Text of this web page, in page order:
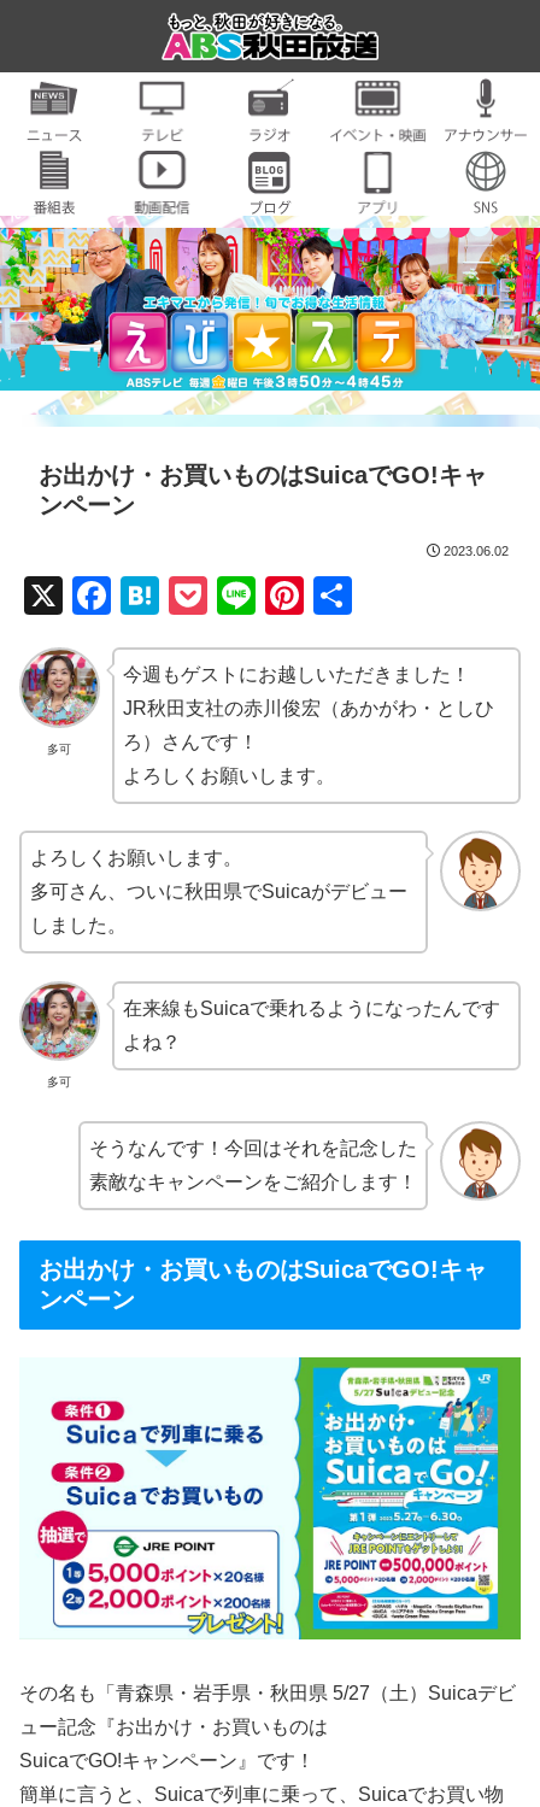
お出かけ・お買いものはSuicaでGO!キャ
ンペーン
2023.06.02
X
F
c
e
b
o
o
k
H
e
n
a
P
ck
et
Li
e
Pi
er
e
多可
今週もゲストにお越しいただきました！
JR秋田支社の赤川俊宏（あかがわ・としひ
ろ）さんです！
よろしくお願いします。
よろしくお願いします。
多可さん、ついに秋田県でSuicaがデビュー
しました。
多可
在来線もSuicaで乗れるようになったんです
よね？
そうなんです！今回はそれを記念した
素敵なキャンペーンをご紹介します！
お出かけ・お買いものはSuicaでGO!キャ
ンペーン
その名も「青森県・岩手県・秋田県 5/27（土）Suicaデビ
ュー記念『お出かけ・お買いものは
SuicaでGO!キャンペーン』です！
簡単に言うと、Suicaで列車に乗って、Suicaでお買い物